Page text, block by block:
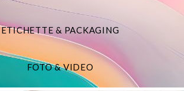
ETICHETTE & PACKAGING
FOTO & VIDEO